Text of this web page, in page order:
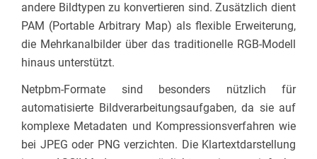
andere Bildtypen zu konvertieren sind. Zusätzlich dient
PAM (Portable Arbitrary Map) als flexible Erweiterung,
die Mehrkanalbilder über das traditionelle RGB-Modell
hinaus unterstützt.
Netpbm-Formate sind besonders nützlich für
automatisierte Bildverarbeitungsaufgaben, da sie auf
komplexe Metadaten und Kompressionsverfahren wie
bei JPEG oder PNG verzichten. Die Klartextdarstellung